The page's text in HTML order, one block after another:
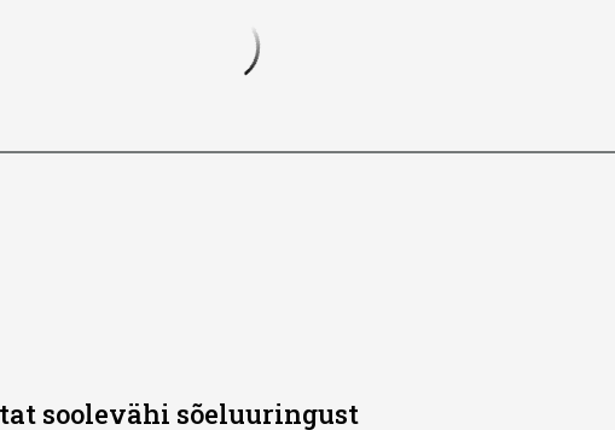
soolevähi sõeluuringust